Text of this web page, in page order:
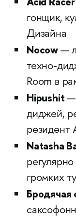
гонщик,
Дизайна
Nocow —
техно-
Room в
Hipushit—
диджей,
резидент
Natasha
громких
Бродячая